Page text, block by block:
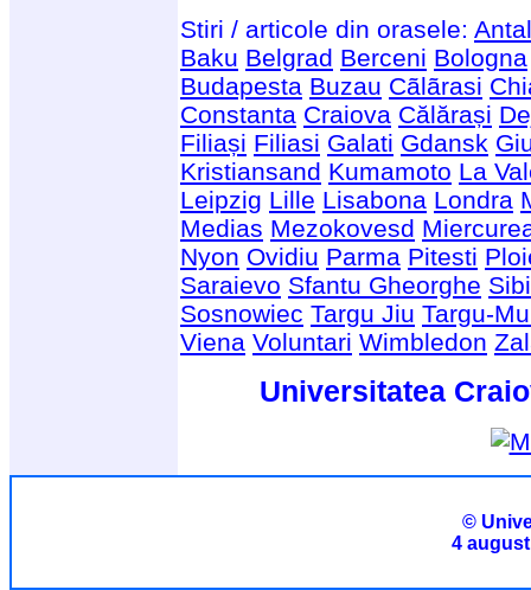
Stiri / articole din orasele:
Baku Belgrad Berceni Bologna
Budapesta Buzau Cãlãrasi
Constanta Craiova Călărași
Filiași Filiasi Galati Gdansk
Kristiansand Kumamoto La
Leipzig Lille Lisabona Londra
Medias Mezokovesd
Nyon Ovidiu Parma Pitesti
Saraievo Sfantu Gheorghe
Sosnowiec Targu Jiu Targu-
Viena Voluntari Wimbledon
Universitatea
©
4